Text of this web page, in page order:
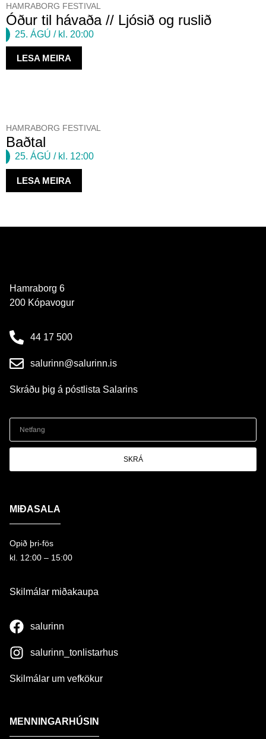
HAMRABORG FESTIVAL
Óður til hávaða // Ljósið og ruslið
25. ÁGÚ / kl. 20:00
LESA MEIRA
HAMRABORG FESTIVAL
Baðtal
25. ÁGÚ / kl. 12:00
LESA MEIRA
Hamraborg 6
200 Kópavogur
44 17 500
salurinn@salurinn.is
Skráðu þig á póstlista Salarins
SKRÁ
MIÐASALA
Opið þri-fös
kl. 12:00 – 15:00
Skilmálar miðakaupa
salurinn
salurinn_tonlistarhus
Skilmálar um vefkökur
MENNINGARHÚSIN